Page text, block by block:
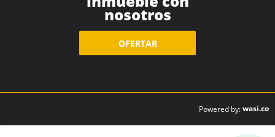
nosotros
OFERTAR
Powered by:wasi.co